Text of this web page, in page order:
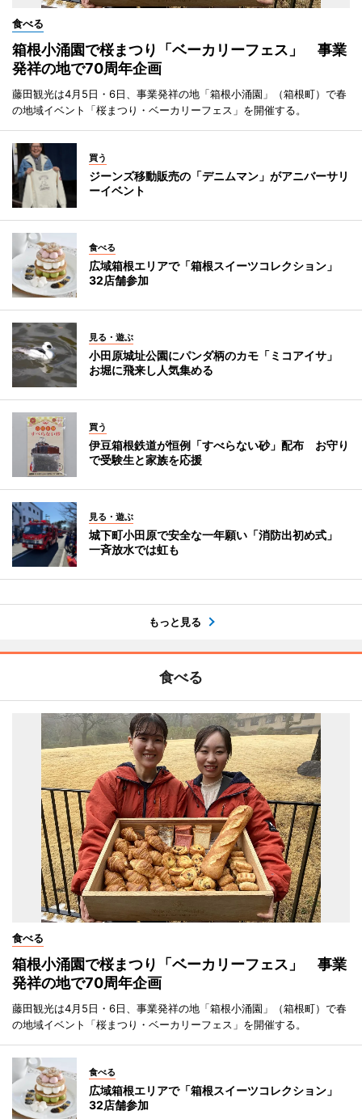
食べる
箱根小涌園で桜まつり「ベーカリーフェス」 事業
発祥の地で70周年企画
藤田観光は4月5日・6日、事業発祥の地「箱根小涌園」（箱根町）で春
の地域イベント「桜まつり・ベーカリーフェス」を開催する。
買う
ジーンズ移動販売の「デニムマン」がアニバーサリ
ーイベント
食べる
広域箱根エリアで「箱根スイーツコレクション」
32店舗参加
見る・遊ぶ
小田原城址公園にパンダ柄のカモ「ミコアイサ」
お堀に飛来し人気集める
買う
伊豆箱根鉄道が恒例「すべらない砂」配布 お守り
で受験生と家族を応援
見る・遊ぶ
城下町小田原で安全な一年願い「消防出初め式」
一斉放水では虹も
もっと見る
食べる
食べる
箱根小涌園で桜まつり「ベーカリーフェス」 事業
発祥の地で70周年企画
藤田観光は4月5日・6日、事業発祥の地「箱根小涌園」（箱根町）で春
の地域イベント「桜まつり・ベーカリーフェス」を開催する。
食べる
広域箱根エリアで「箱根スイーツコレクション」
32店舗参加